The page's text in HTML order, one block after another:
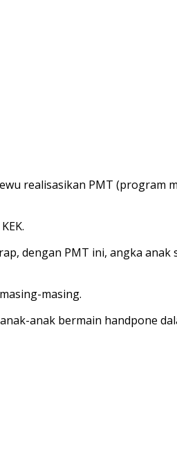
realisasikan PMT (program
dengan PMT ini, angka anak
masing.
anak bermain handpone